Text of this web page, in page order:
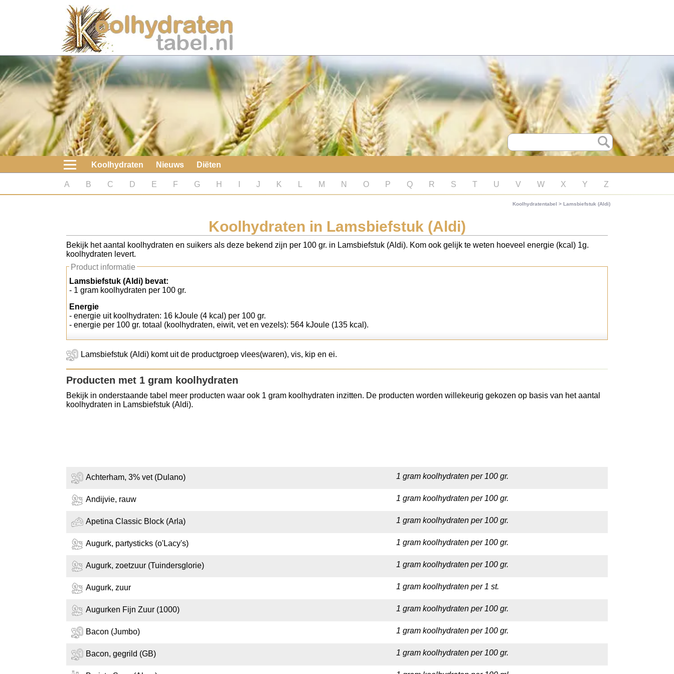
Koolhydraten
Nieuws
Koolhydraatarme diëten
Boeken
koolhydraatarme diëten
Diabetes test
Koolhydraten tellen
Koolhydraten Nieuws Diëten
A B C D E F G H J K M N O P Q R S T U V W X Y Z
Koolhydratentabel > Lamsbiefstuk (Aldi)
Koolhydraten in Lamsbiefstuk (Aldi)
Bekijk het aantal koolhydraten en suikers als deze bekend zijn per 100 gr. in Lamsbiefstuk (Aldi). Kom ook gelijk te weten hoeveel energie (kcal) 1g.
koolhydraten levert.
Product informatie
Lamsbiefstuk (Aldi) bevat:
- 1 gram koolhydraten per 100 gr.
Energie
- energie uit koolhydraten: 16 kJoule (4 kcal) per 100 gr.
- energie per 100 gr. totaal (koolhydraten, eiwit, vet en vezels): 564 kJoule (135 kcal).
Lamsbiefstuk (Aldi) komt uit de productgroep vlees(waren), vis, kip en ei.
Producten met 1 gram koolhydraten
Bekijk in onderstaande tabel meer producten waar ook 1 gram koolhydraten inzitten. De producten worden willekeurig gekozen op basis van het aantal
koolhydraten in Lamsbiefstuk (Aldi).
Achterham, 3% vet (Dulano) 1 gram koolhydraten per 100 gr.
Andijvie, rauw 1 gram koolhydraten per 100 gr.
Apetina Classic Block (Arla) 1 gram koolhydraten per 100 gr.
Augurk, partysticks (o'Lacy's) 1 gram koolhydraten per 100 gr.
Augurk, zoetzuur (Tuindersglorie) 1 gram koolhydraten per 100 gr.
Augurk, zuur 1 gram koolhydraten per 1 st.
Augurken Fijn Zuur (1000) 1 gram koolhydraten per 100 gr.
Bacon (Jumbo) 1 gram koolhydraten per 100 gr.
Bacon, gegrild (GB) 1 gram koolhydraten per 100 gr.